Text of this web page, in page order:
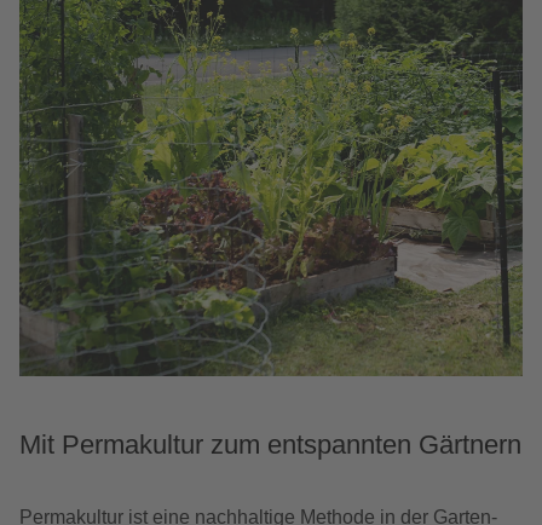
Mit Permakultur zum entspannten Gärtnern
Permakultur ist eine nachhaltige Methode in der Garten-